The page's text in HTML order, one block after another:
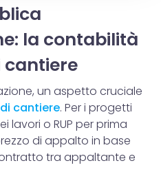
la contabilità
cantiere
un aspetto cruciale
cantiere. Per i progetti
lavori o RUP per prima
di appalto in base
tra appaltante e